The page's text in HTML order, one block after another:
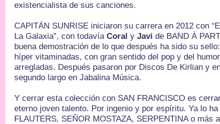
existencialista de sus canciones.
CAPITÁN SUNRISE iniciaron su carrera en 2012 con
La Galaxia”, con todavíaCoral yJavi de BAND À
buena demostración de lo que después ha sido su
híper vitaminadas, con gran sentido del pop y del
arregladas. Después pasaron por Discos De Kirlian y
segundo largo en Jabalina Música.
Y cerrar esta colección con SAN FRANCISCO es
eterno joven talento. Por ingenio y por espíritu. Ya lo
FLAUTERS, SEÑOR MOSTAZA, SERPENTINA o más